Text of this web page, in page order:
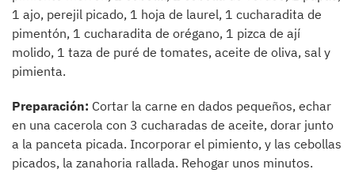
1 ajo, perejil picado, 1 hoja de laurel, 1 cucharadita de
pimentón, 1 cucharadita de orégano, 1 pizca de ají
molido, 1 taza de puré de tomates, aceite de oliva, sal y
pimienta.
Preparación: Cortar la carne en dados pequeños, echar
en una cacerola con 3 cucharadas de aceite, dorar junto
a la panceta picada. Incorporar el pimiento, y las cebollas
picados, la zanahoria rallada. Rehogar unos minutos.